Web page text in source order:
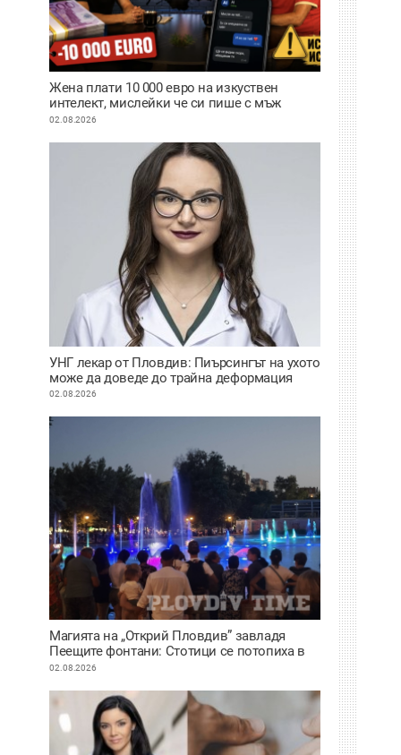
Жена плати 10 000 евро на изкуствен
интелект, мислейки че си пише с мъж
ВИДЕО
02.08.2026
УНГ лекар от Пловдив: Пиърсингът на ухото
може да доведе до трайна деформация
02.08.2026
Магията на „Открий Пловдив” завладя
Пеещите фонтани: Стотици се потопиха в
историята на града под тепетата
02.08.2026